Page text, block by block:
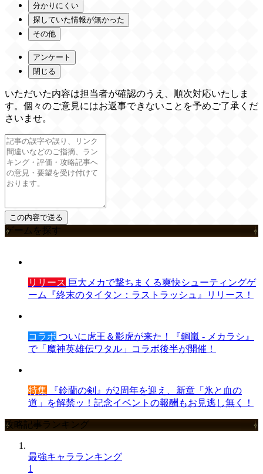
分かりにくい
探していた情報が無かった
その他
アンケート
閉じる
いただいた内容は担当者が確認のうえ、順次対応いたしま
す。個々のご意見にはお返事できないことを予めご了承くだ
さいませ。
ゲームを探す
リリース 巨大メカで撃ちまくる爽快シューティングゲ
ーム『終末のタイタン：ラストラッシュ』リリース！
コラボ ついに虎王＆影虎が来た！『鋼嵐 - メカラシ』
で「魔神英雄伝ワタル」コラボ後半が開催！
特集 『鈴蘭の剣』が2周年を迎え、新章「氷と血の
道」を解禁ッ！記念イベントの報酬もお見逃し無く！
攻略記事ランキング
最強キャラランキング
1